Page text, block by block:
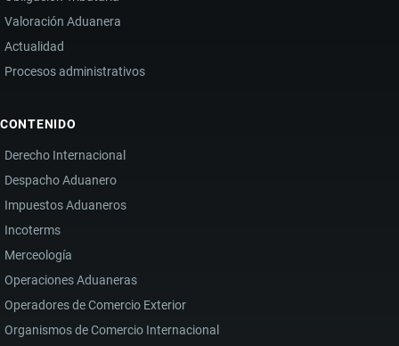
Valoración Aduanera
Actualidad
Procesos administrativos
CONTENIDO
Derecho Internacional
Despacho Aduanero
Impuestos Aduaneros
Incoterms
Merceología
Operaciones Aduaneras
Operadores de Comercio Exterior
Organismos de Comercio Internacional